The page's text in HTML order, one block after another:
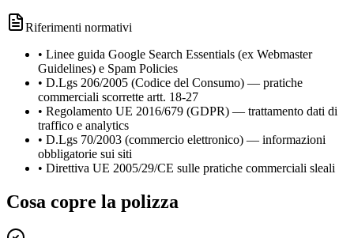
Riferimenti normativi
• Linee guida Google Search Essentials (ex Webmaster
Guidelines) e Spam Policies
• D.Lgs 206/2005 (Codice del Consumo) — pratiche
commerciali scorrette artt. 18-27
• Regolamento UE 2016/679 (GDPR) — trattamento dati di
traffico e analytics
• D.Lgs 70/2003 (commercio elettronico) — informazioni
obbligatorie sui siti
• Direttiva UE 2005/29/CE sulle pratiche commerciali sleali
Cosa copre la polizza